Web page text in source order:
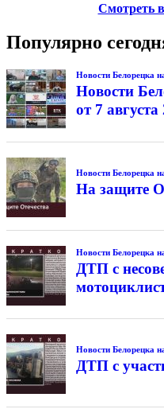
Смотреть
Популярно
Новости Белорецка
Новости
от 7
Новости Белорецка
На защите
Новости Белорецка
ДТП с
Новости Белорецка
ДТП с